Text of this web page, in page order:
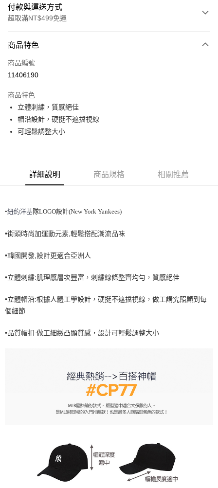
付款與運送方式
超取滿NT$499免運
信用卡一次付款
超商取貨付款
Apple Pay
街口支付
全家取貨付款<未取貨列黑名單/不支援離島取退>
全家取貨<不支援離島取退>
每筆NT$60，滿NT$499(含以上)免運費
7-11取貨<不支援離島取退>
宅配滿699免運
商品特色
商品編號
11406190
商品特色
立體刺繡，質感絕佳
帽沿設計，硬挺不遮擋視線
可輕鬆調整大小
詳細說明 商品規格 相關推薦
•紐約洋基隊LOGO設計(New York Yankees)
•街頭時尚加運動元素,輕鬆搭配潮流品味
•韓國開發,設計更適合亞洲人
•立體刺繡:肌理感層次豐富，刺繡線條整齊均勻，質感絕佳
•立體帽沿:根據人體工學設計，硬挺不遮擋視線，做工講究照顧到每
個細節
•品質帽扣:做工細緻凸顯質感，設計可輕鬆調整大小